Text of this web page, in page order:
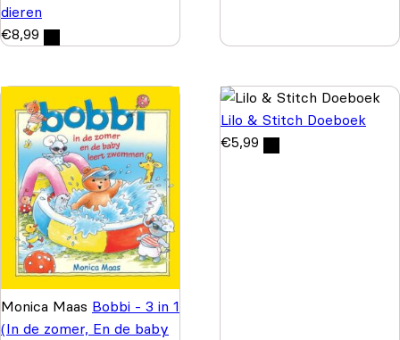
dieren
€8,99
Monica Maas Bobbi - 3 in 1
(In de zomer, En de baby
Lilo & Stitch Doeboek
€5,99